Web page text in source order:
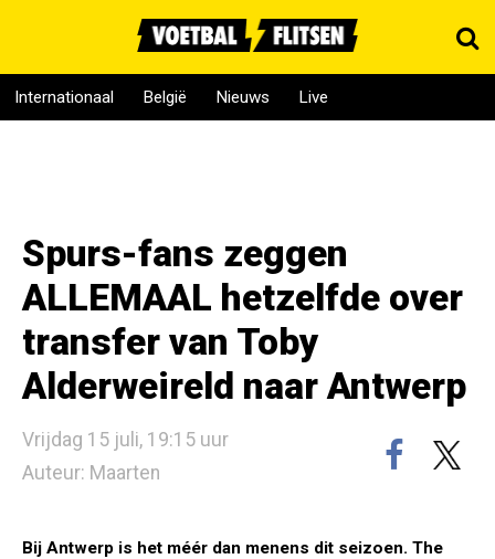
Internationaal België Nieuws Live
Spurs-fans zeggen
ALLEMAAL hetzelfde over
transfer van Toby
Alderweireld naar Antwerp
Vrijdag 15 juli, 19:15 uur
Auteur: Maarten
Bij Antwerp is het méér dan menens dit seizoen. The